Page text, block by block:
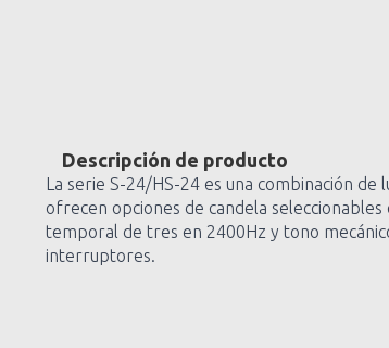
Descripción de producto
La serie S-24/HS-24 es una combinación
ofrecen opciones de candela
temporal de tres en 2400Hz y tono
interruptores.